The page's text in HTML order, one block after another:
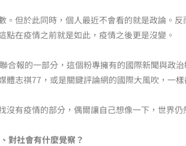
但於此同時，個人最近不會看的就是政論。
在疫情之前就是如此，疫情之後更是沒變。
合報的一部分，這個粉專擁有的國際新聞與政
志祺77，或是關鍵評論網的國際大風吹，一樣
有疫情的部分，偶爾讓自己想像一下，世界仍
對社會有什麼覺察？